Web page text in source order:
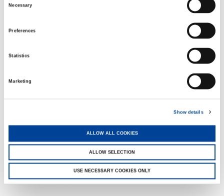
Necessary
Preferences
Statistics
Marketing
Show details
ALLOW ALL COOKIES
ALLOW SELECTION
USE NECESSARY COOKIES ONLY
Battery Charger
Tool compartment
ATEX transformation
Valla Connect System
Customized Color